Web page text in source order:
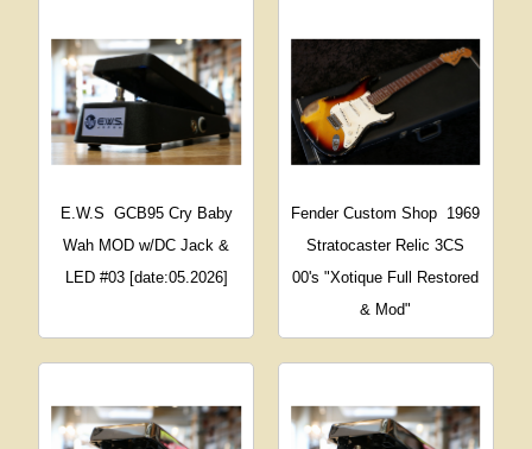
E.W.S GCB95 Cry Baby
Wah MOD w/DC Jack &
LED #03 [date:05.2026]
Fender Custom Shop 1969
Stratocaster Relic 3CS
00's "Xotique Full Restored
& Mod"